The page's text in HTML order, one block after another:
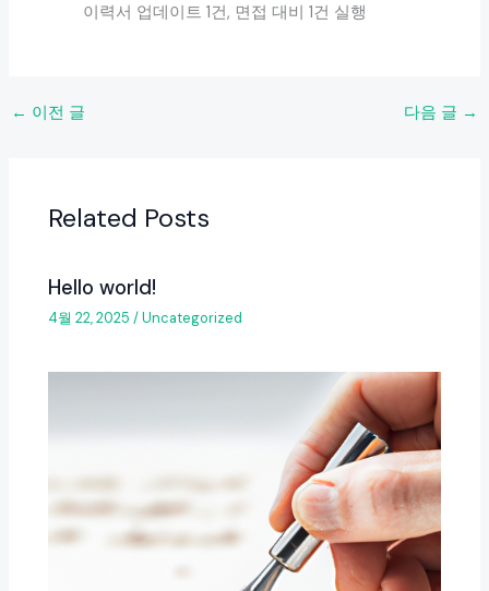
이력서 업데이트 1건, 면접 대비 1건 실행
← 이전 글 다음 글 →
Related Posts
Hello world!
4월 22, 2025/Uncategorized